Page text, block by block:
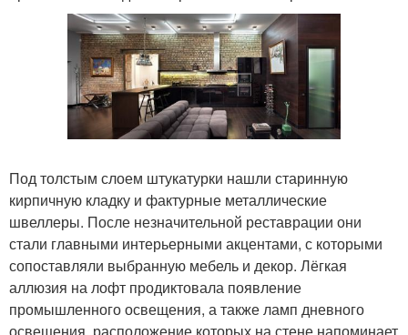
Под толстым слоем штукатурки нашли старинную
кирпичную кладку и фактурные металлические
швеллеры. После незначительной реставрации они
стали главными интерьерными акцентами, с которыми
сопоставляли выбранную мебель и декор. Лёгкая
аллюзия на лофт продиктовала появление
промышленного освещения, а также ламп дневного